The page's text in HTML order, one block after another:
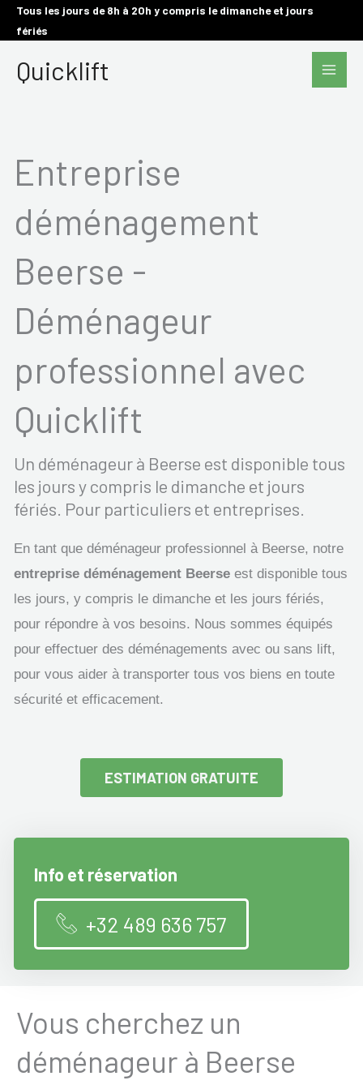
AllerTous les jours de 8h à 20h y compris le dimanche et jours
fériés
Quicklift
Main
Entreprise
déménagement
Beerse -
Déménageur
professionnel avec
Quicklift
Un déménageur à Beerse est disponible tous
les jours y compris le dimanche et jours
fériés. Pour particuliers et entreprises.
En tant que déménageur professionnel à Beerse, notre
entreprise déménagement Beerse est disponible tous
les jours, y compris le dimanche et les jours fériés,
pour répondre à vos besoins. Nous sommes équipés
pour effectuer des déménagements avec ou sans lift,
pour vous aider à transporter tous vos biens en toute
sécurité et efficacement.
ESTIMATION GRATUITE
Info et réservation
+32 489 636 757
Vous cherchez un
déménageur à Beerse